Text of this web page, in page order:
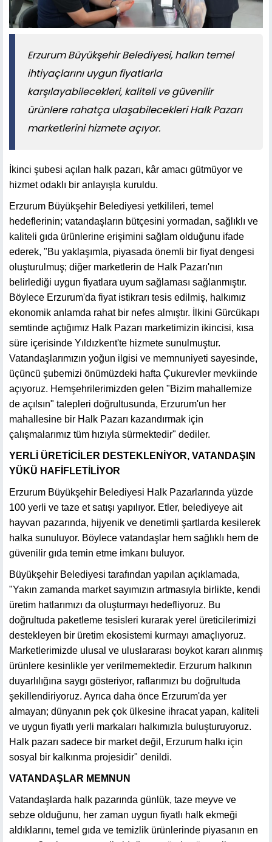
​​​​​​​Erzurum Büyükşehir Belediyesi, halkın temel
ihtiyaçlarını uygun fiyatlarla
karşılayabilecekleri, kaliteli ve güvenilir
ürünlere rahatça ulaşabilecekleri Halk Pazarı
marketlerini hizmete açıyor.
İkinci şubesi açılan halk pazarı, kâr amacı gütmüyor ve
hizmet odaklı bir anlayışla kuruldu.
Erzurum Büyükşehir Belediyesi yetkilileri, temel
hedeflerinin; vatandaşların bütçesini yormadan, sağlıklı ve
kaliteli gıda ürünlerine erişimini sağlam olduğunu ifade
ederek, "Bu yaklaşımla, piyasada önemli bir fiyat dengesi
oluşturulmuş; diğer marketlerin de Halk Pazarı'nın
belirlediği uygun fiyatlara uyum sağlaması sağlanmıştır.
Böylece Erzurum'da fiyat istikrarı tesis edilmiş, halkımız
ekonomik anlamda rahat bir nefes almıştır. İlkini Gürcükapı
semtinde açtığımız Halk Pazarı marketimizin ikincisi, kısa
süre içerisinde Yıldızkent'te hizmete sunulmuştur.
Vatandaşlarımızın yoğun ilgisi ve memnuniyeti sayesinde,
üçüncü şubemizi önümüzdeki hafta Çukurevler mevkiinde
açıyoruz. Hemşehrilerimizden gelen "Bizim mahallemize
de açılsın" talepleri doğrultusunda, Erzurum'un her
mahallesine bir Halk Pazarı kazandırmak için
çalışmalarımız tüm hızıyla sürmektedir" dediler.
YERLİ ÜRETİCİLER DESTEKLENİYOR, VATANDAŞIN
YÜKÜ HAFİFLETİLİYOR
Erzurum Büyükşehir Belediyesi Halk Pazarlarında yüzde
100 yerli ve taze et satışı yapılıyor. Etler, belediyeye ait
hayvan pazarında, hijyenik ve denetimli şartlarda kesilerek
halka sunuluyor. Böylece vatandaşlar hem sağlıklı hem de
güvenilir gıda temin etme imkanı buluyor.
Büyükşehir Belediyesi tarafından yapılan açıklamada,
"Yakın zamanda market sayımızın artmasıyla birlikte, kendi
üretim hatlarımızı da oluşturmayı hedefliyoruz. Bu
doğrultuda paketleme tesisleri kurarak yerel üreticilerimizi
destekleyen bir üretim ekosistemi kurmayı amaçlıyoruz.
Marketlerimizde ulusal ve uluslararası boykot kararı alınmış
ürünlere kesinlikle yer verilmemektedir. Erzurum halkının
duyarlılığına saygı gösteriyor, raflarımızı bu doğrultuda
şekillendiriyoruz. Ayrıca daha önce Erzurum'da yer
almayan; dünyanın pek çok ülkesine ihracat yapan, kaliteli
ve uygun fiyatlı yerli markaları halkımızla buluşturuyoruz.
Halk pazarı sadece bir market değil, Erzurum halkı için
sosyal bir kalkınma projesidir" denildi.
VATANDAŞLAR MEMNUN
Vatandaşlarda halk pazarında günlük, taze meyve ve
sebze olduğunu, her zaman uygun fiyatlı halk ekmeği
aldıklarını, temel gıda ve temizlik ürünlerinde piyasanın en